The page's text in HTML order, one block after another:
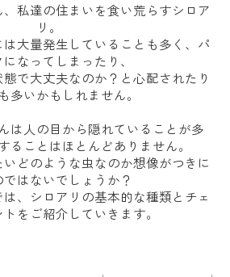
私達の住まいを食い荒らすシロア
リ。
大量発生していることも多く、パ
なってしまったり、
で大丈夫なのか？と心配されたり
多いかもしれません。
は人の目から隠れていることが多
ることはほとんどありません。
どのような虫なのか想像がつきに
ではないでしょうか？
、シロアリの基本的な種類とチェ
をご紹介していきます。